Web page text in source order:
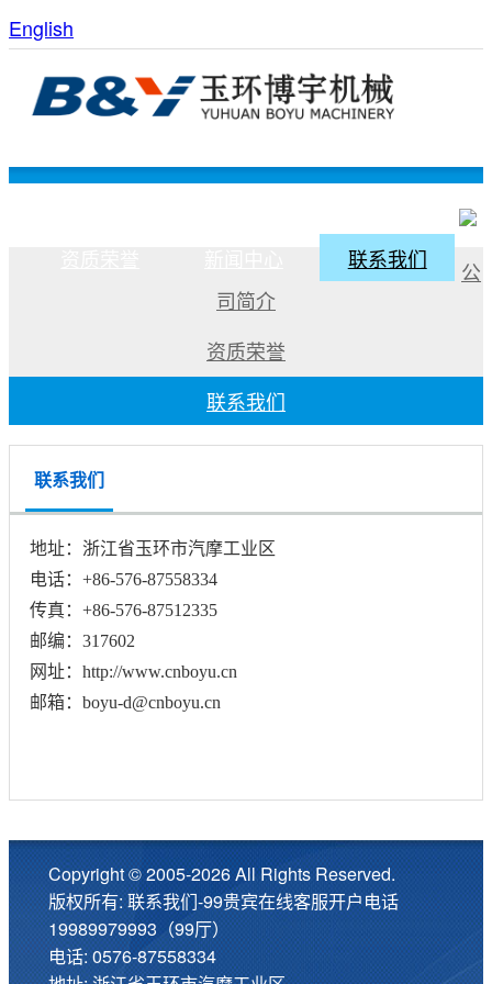
English
联系我们
公
司简介
资质荣誉
联系我们
联系我们
地址：浙江省玉环市汽摩工业区
电话：+86-576-87558334
传真：+86-576-87512335
邮编：317602
网址：http://www.cnboyu.cn
邮箱：boyu-d@cnboyu.cn
Copyright © 2005-2026 All Rights Reserved.
版权所有: 联系我们-99贵宾在线客服开户电话
19989979993（99厅）
电话: 0576-87558334